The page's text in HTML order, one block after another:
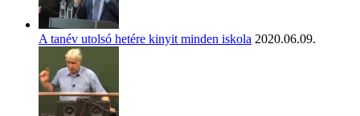
A tanév utolsó hetére kinyit minden iskola 2020.06.09.